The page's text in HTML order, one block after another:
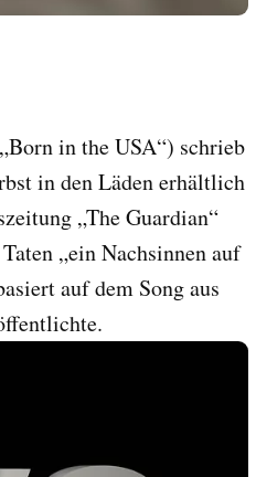
in the USA“) schrieb
in den Läden erhältlich
„The Guardian“
„ein Nachsinnen auf
auf dem Song aus